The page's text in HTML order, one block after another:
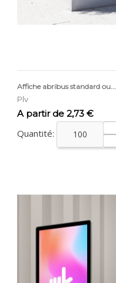
Affiche abribus standard ou...
Plv
Prix
A partir de 2,73 €
Quantité: